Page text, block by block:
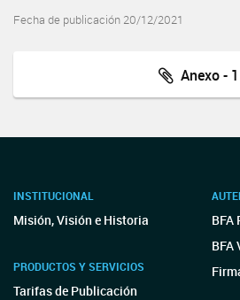
Fecha de publicación 20/12/2021
Anexo - 1
INSTITUCIONAL
Misión, Visión e Historia
PRODUCTOS Y SERVICIOS
Tarifas de Publicación
BFA
BFA